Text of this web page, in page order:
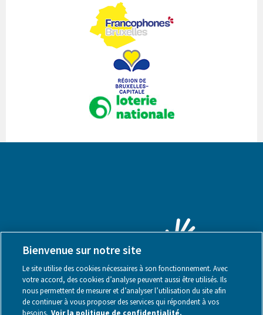
Bienvenue sur notre site
Le site utilise des cookies nécessaires à son fonctionnement. Avec
votre accord, des cookies d’analyse peuvent aussi être utilisés. Ils
nous permettent de mesurer et d’analyser l’utilisation du site afin
de continuer à vous proposer des services qui répondent à vos
besoins. Voir la politique de confidentialité.